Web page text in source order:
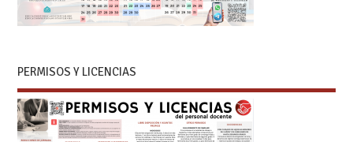
PERMISOS Y LICENCIAS